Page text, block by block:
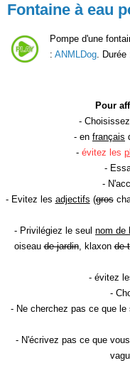
Fontaine à eau
Pompe d'une
: ANMLDog .
Pour
-
- en français
- évitez les
-
-
- Evitez les adjectifs (gros
- Privilégiez le seul nom de
oiseaude jardin, klaxonde
- évitez
-
- Ne cherchez pas ce que
- N'écrivez pas ce que